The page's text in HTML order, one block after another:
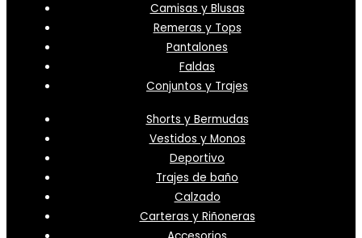
Camisas y Blusas
Remeras y Tops
Pantalones
Faldas
Conjuntos y Trajes
Shorts y Bermudas
Vestidos y Monos
Deportivo
Trajes de baño
Calzado
Carteras y Riñoneras